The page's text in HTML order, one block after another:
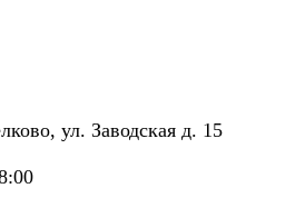
ул. Заводская д. 15